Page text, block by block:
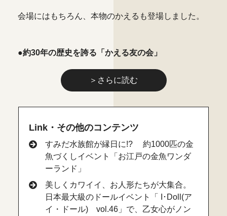
会場にはもちろん、本物のかえるも登場しました。
●約30年の歴史を誇る「かえる友の会」
＞さらに読む
Link・その他のコンテンツ
すみだ水族館が縁日に!? 約1000匹の金
魚づくしイベント「お江戸の金魚ワンダ
ーランド」
美しくカワイイ、お人形たちが大集合。
日本最大級のドールイベント「 I･Doll(ア
イ・ドール) vol.46」で、乙女心がノン